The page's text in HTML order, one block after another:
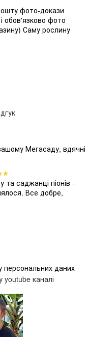
фото-докази
обов'язково фото
Саму рослину
Мегасаду, вдячні
саджанці піонів -
Все добре,
персональних даних
каналі